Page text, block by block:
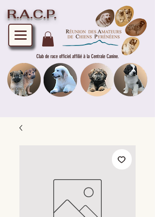
R.A.C.P.
Club de race officiel affilié à la Centrale Canine.